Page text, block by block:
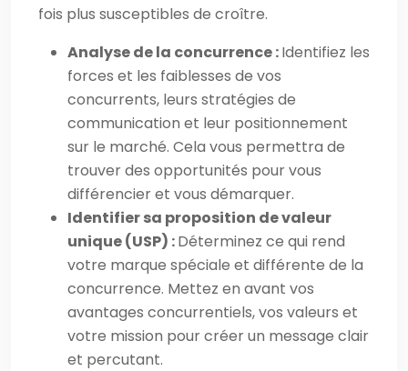
fois plus susceptibles de croître.
Analyse de la concurrence :Identifiez les
forces et les faiblesses de vos
concurrents, leurs stratégies de
communication et leur positionnement
sur le marché. Cela vous permettra de
trouver des opportunités pour vous
différencier et vous démarquer.
Identifier sa proposition de valeur
unique (USP) :Déterminez ce qui rend
votre marque spéciale et différente de la
concurrence. Mettez en avant vos
avantages concurrentiels, vos valeurs et
votre mission pour créer un message clair
et percutant.